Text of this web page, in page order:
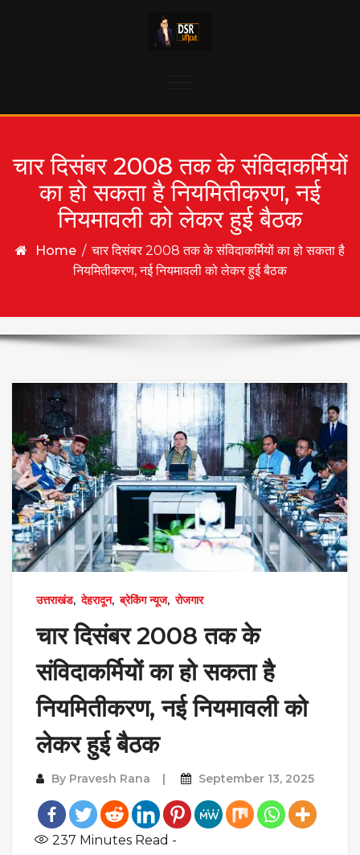
चार दिसंबर 2008 तक के संविदाकर्मियों
का हो सकता है नियमितीकरण, नई
नियमावली को लेकर हुई बैठक
Home / चार दिसंबर 2008 तक के संविदाकर्मियों का हो सकता है
नियमितीकरण, नई नियमावली को लेकर हुई बैठक
उत्तराखंड, देहरादून, ब्रेकिंग न्यूज, रोजगार
चार दिसंबर 2008 तक के
संविदाकर्मियों का हो सकता है
नियमितीकरण, नई नियमावली को
लेकर हुई बैठक
By Pravesh Rana September 13, 2025
237 Minutes Read -